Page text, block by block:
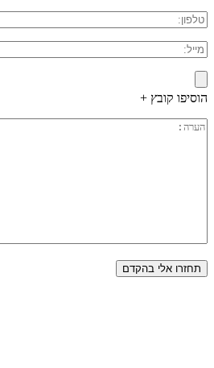
הוסיפו קובץ +